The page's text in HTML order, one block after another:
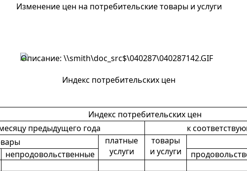
Изменение цен на потребительские товары и услуги
Индекс потребительских цен
Индекс потребительских цен
предыдущего года
к
платные
услуги
товары
и услуги
непродовольственные